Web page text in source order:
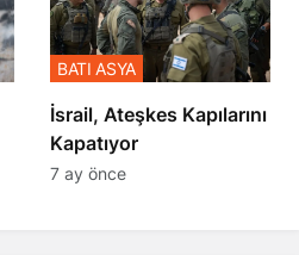
İsrail, Ateşkes Kapılarını
Kapatıyor
BATI ASYA
7 ay önce